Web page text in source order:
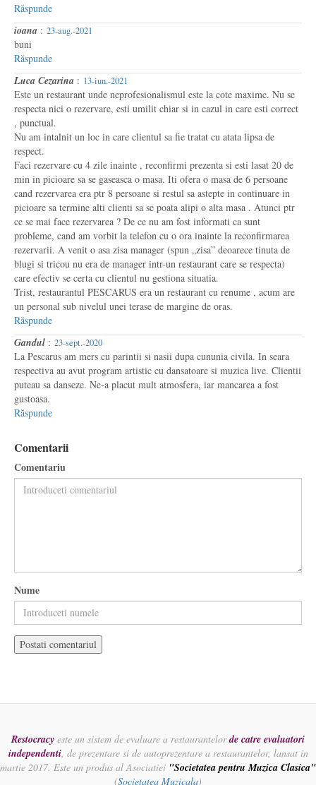
Răspunde
ioana : 23-aug.-2021
buni
Răspunde
Luca Cezarina : 13-iun.-2021
Este un restaurant unde neprofesionalismul este la cote maxime. Nu se
respecta nici o rezervare, esti umilit chiar si in cazul in care esti correct
, punctual.
Nu am intalnit un loc in care clientul sa fie tratat cu atata lipsa de
respect.
Faci rezervare cu 4 zile inainte , reconfirmi prezenta si esti lasat 20 de
min in picioare sa se gaseasca o masa. Iti ofera o masa de 6 persoane
cand rezervarea era ptr 8 persoane si restul sa astepte in continuare in
picioare sa termine alti clienti sa se poata alipi o alta masa . Atunci ptr
ce se mai face rezervarea ? De ce nu am fost informati ca sunt
probleme, cand am vorbit la telefon cu o ora inainte la reconfirmarea
rezervarii. A venit o asa zisa manager (spun „zisa” deoarece tinuta de
blugi si tricou nu era de manager intr-un restaurant care se respecta)
care efectiv se certa cu clientul nu gestiona situatia.
Trist, restaurantul PESCARUS era un restaurant cu renume , acum are
un personal sub nivelul unei terase de margine de oras.
Răspunde
Gandul : 23-sept.-2020
La Pescarus am mers cu parintii si nasii dupa cununia civila. In seara
respectiva au avut program artistic cu dansatoare si muzica live. Clientii
puteau sa danseze. Ne-a placut mult atmosfera, iar mancarea a fost
gustoasa.
Răspunde
Comentarii
Comentariu
Nume
Restocracy este un sistem de evaluare a restaurantelorde catre evaluatori
independenti, de prezentare si de autoprezentare a restaurantelor, lansat in
martie 2017. Este un produs al Asociatiei "Societatea pentru Muzica Clasica"
(Societatea Muzicala)